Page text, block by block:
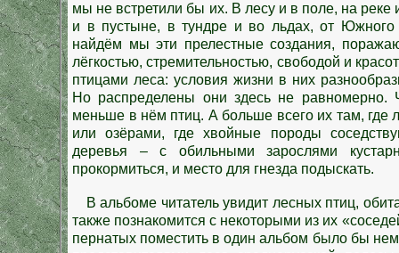
мы не встретили бы их. В лесу и в поле, на реке
и в пустыне, в тундре и во льдах, от
найдём мы эти прелестные создания,
лёгкостью, стремительностью, свободой и
птицами леса: условия жизни в них
Но распределены они здесь не
меньше в нём птиц. А больше всего их там, где
или озёрами, где хвойные породы
деревья – с обильными зарослями
прокормиться, и место для гнезда подыскать.
В альбоме читатель увидит лесных птиц,
также познакомится с некоторыми из их
пернатых поместить в один альбом было бы